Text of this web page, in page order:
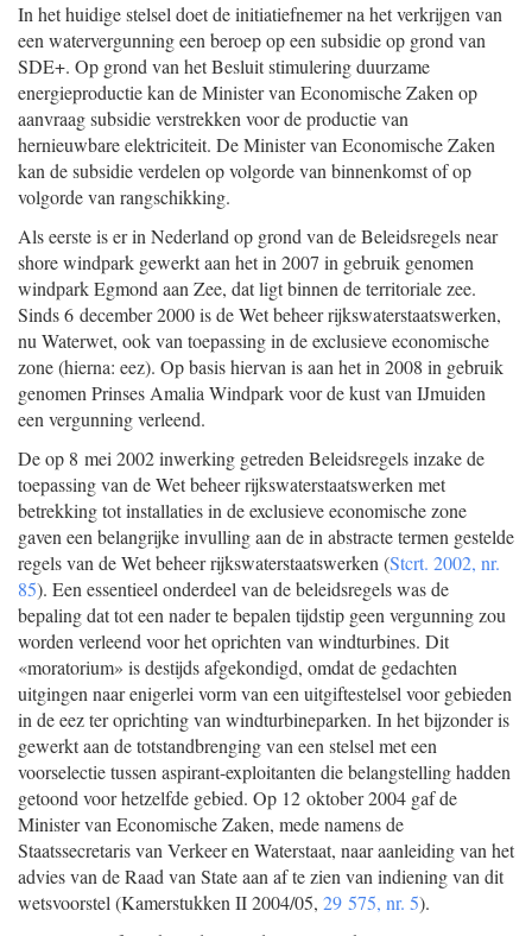
In het huidige stelsel doet de initiatiefnemer na het verkrijgen van
een watervergunning een beroep op een subsidie op grond van
SDE+. Op grond van het Besluit stimulering duurzame
energieproductie kan de Minister van Economische Zaken op
aanvraag subsidie verstrekken voor de productie van
hernieuwbare elektriciteit. De Minister van Economische Zaken
kan de subsidie verdelen op volgorde van binnenkomst of op
volgorde van rangschikking.
Als eerste is er in Nederland op grond van de Beleidsregels near
shore windpark gewerkt aan het in 2007 in gebruik genomen
windpark Egmond aan Zee, dat ligt binnen de territoriale zee.
Sinds 6 december 2000 is de Wet beheer rijkswaterstaatswerken,
nu Waterwet, ook van toepassing in de exclusieve economische
zone (hierna: eez). Op basis hiervan is aan het in 2008 in gebruik
genomen Prinses Amalia Windpark voor de kust van IJmuiden
een vergunning verleend.
De op 8 mei 2002 inwerking getreden Beleidsregels inzake de
toepassing van de Wet beheer rijkswaterstaatswerken met
betrekking tot installaties in de exclusieve economische zone
gaven een belangrijke invulling aan de in abstracte termen gestelde
regels van de Wet beheer rijkswaterstaatswerken (Stcrt. 2002, nr.
85). Een essentieel onderdeel van de beleidsregels was de
bepaling dat tot een nader te bepalen tijdstip geen vergunning zou
worden verleend voor het oprichten van windturbines. Dit
«moratorium» is destijds afgekondigd, omdat de gedachten
uitgingen naar enigerlei vorm van een uitgiftestelsel voor gebieden
in de eez ter oprichting van windturbineparken. In het bijzonder is
gewerkt aan de totstandbrenging van een stelsel met een
voorselectie tussen aspirant-exploitanten die belangstelling hadden
getoond voor hetzelfde gebied. Op 12 oktober 2004 gaf de
Minister van Economische Zaken, mede namens de
Staatssecretaris van Verkeer en Waterstaat, naar aanleiding van het
advies van de Raad van State aan af te zien van indiening van dit
wetsvoorstel (Kamerstukken II 2004/05, 29 575, nr. 5).